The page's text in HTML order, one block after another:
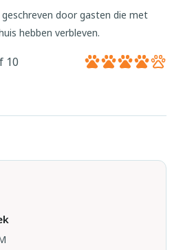
door gasten die met
hebben verbleven.
10